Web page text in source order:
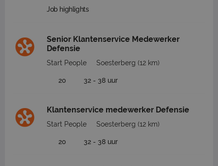
Job highlights
Senior Klantenservice Medewerker
Defensie
Start People Soesterberg (12 km)
20 32 - 38 uur
Klantenservice medewerker Defensie
Start People Soesterberg (12 km)
20 32 - 38 uur